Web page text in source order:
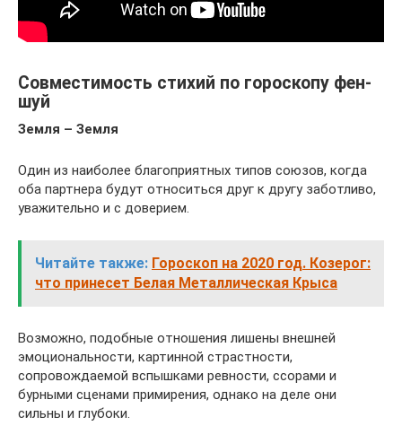
Совместимость стихий по гороскопу фен-
шуй
Земля – Земля
Один из наиболее благоприятных типов союзов, когда
оба партнера будут относиться друг к другу заботливо,
уважительно и с доверием.
Читайте также: Гороскоп на 2020 год. Козерог:
что принесет Белая Металлическая Крыса
Возможно, подобные отношения лишены внешней
эмоциональности, картинной страстности,
сопровождаемой вспышками ревности, ссорами и
бурными сценами примирения, однако на деле они
сильны и глубоки.